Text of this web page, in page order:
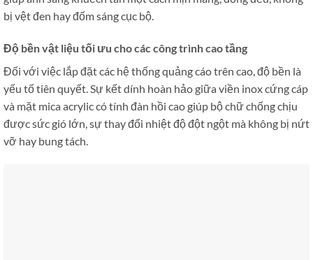
bị vệt đen hay đốm sáng cục bộ.
Độ bền vật liệu tối ưu cho các công trình cao tầng
Đối với việc lắp đặt các hệ thống quảng cáo trên cao, độ bền là
yếu tố tiên quyết. Sự kết dính hoàn hảo giữa viền inox cứng cáp
và mặt mica acrylic có tính đàn hồi cao giúp bộ chữ chống chịu
được sức gió lớn, sự thay đổi nhiệt độ đột ngột mà không bị nứt
vỡ hay bung tách.